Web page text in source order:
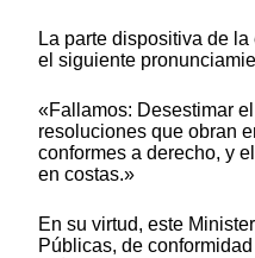
La parte dispositiva de
el siguiente
«Fallamos: Desestimar
resoluciones que obran
conformes a derecho, y
en costas.»
En su virtud, este
Públicas, de